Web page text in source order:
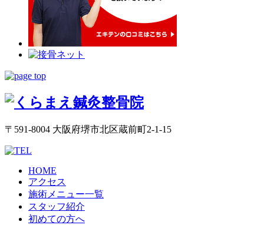
〒591-8004 大阪府堺市北区蔵前町2-1-15
HOME
アクセス
施術メニュー一覧
スタッフ紹介
初めての方へ